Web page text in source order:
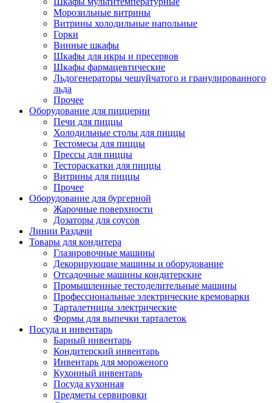
Морозильные витрины
Витрины холодильные напольные
Горки
Винные шкафы
Шкафы для икры и пресервов
Шкафы фармацевтические
Льдогенераторы чешуйчатого и гранулированного
льда
Прочее
Оборудование для пиццерии
Печи для пиццы
Холодильные столы для пиццы
Тестомесы для пиццы
Прессы для пиццы
Тестораскатки для пиццы
Витрины для пиццы
Прочее
Оборудование для бургерной
Жарочные поверхности
Дозаторы для соусов
Линии Раздачи
Товары для кондитера
Глазировочные машины
Декорирующие машины и оборудование
Отсадочные машины кондитерские
Промышленные тестоделительные машины
Профессиональные электрические кремоварки
Тарталетницы электрические
Формы для выпечки тарталеток
Посуда и инвентарь
Барный инвентарь
Кондитерский инвентарь
Инвентарь для мороженого
Кухонный инвентарь
Посуда кухонная
Предметы сервировки